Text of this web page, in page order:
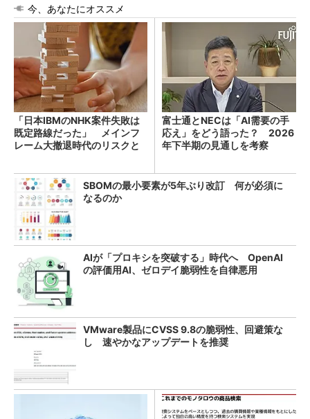
今、あなたにオススメ
「日本IBMのNHK案件失敗は
既定路線だった」 メインフ
レーム大撤退時代のリスクと
富士通とNECは「AI需要の手
応え」をどう語った？ 2026
年下半期の見通しを考察
SBOMの最小要素が5年ぶり改訂 何が必須に
なるのか
AIが「プロキシを突破する」時代へ OpenAI
の評価用AI、ゼロデイ脆弱性を自律悪用
VMware製品にCVSS 9.8の脆弱性、回避策な
し 速やかなアップデートを推奨